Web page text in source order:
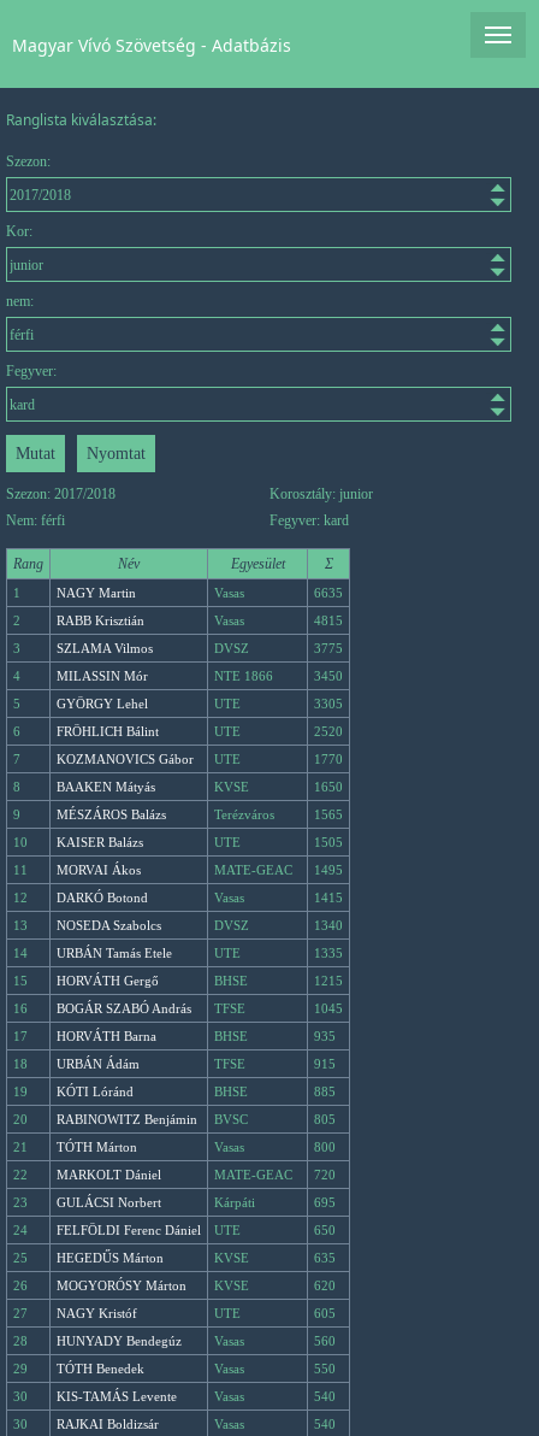
Magyar Vívó Szövetség - Adatbázis
Ranglista kiválasztása:
Szezon:
Kor:
nem:
Fegyver:
Szezon: 2017/2018
Korosztály: junior
Nem: férfi
Fegyver: kard
Rang Név Egyesület Σ
1 NAGY Martin Vasas
6635
2
RABB Krisztián Vasas
4815
3
SZLAMA Vilmos DVSZ
3775
4
MILASSIN Mór NTE 1866
3450
5
GYÖRGY Lehel UTE
3305
6
FRÖHLICH Bálint UTE
2520
7
KOZMANOVICS Gábor UTE
1770
8
BAAKEN Mátyás KVSE
1650
9
MÉSZÁROS Balázs Terézváros
1565
10
KAISER Balázs UTE
1505
11
MORVAI Ákos MATE-GEAC
1495
12
DARKÓ Botond Vasas
1415
13
NOSEDA Szabolcs DVSZ
1340
14
URBÁN Tamás Etele UTE
1335
15
HORVÁTH Gergő BHSE
1215
16
BOGÁR SZABÓ András TFSE
1045
17
HORVÁTH Barna BHSE
935
18
URBÁN Ádám TFSE
915
19
KÓTI Lóránd BHSE
885
20
RABINOWITZ Benjámin BVSC
805
21
TÓTH Márton Vasas
800
22
MARKOLT Dániel MATE-GEAC
720
23
GULÁCSI Norbert Kárpáti
695
24
FELFÖLDI Ferenc Dániel UTE
650
25
HEGEDŰS Márton KVSE
635
26
MOGYORÓSY Márton KVSE
620
27
NAGY Kristóf UTE
605
28
HUNYADY Bendegúz Vasas
560
29
TÓTH Benedek Vasas
550
30
KIS-TAMÁS Levente Vasas
540
30
RAJKAI Boldizsár Vasas
540